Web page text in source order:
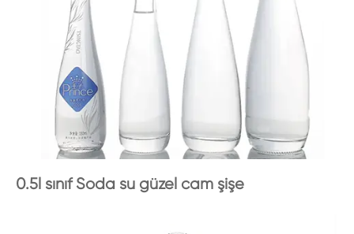
0.5l sınıf Soda su güzel cam şişe